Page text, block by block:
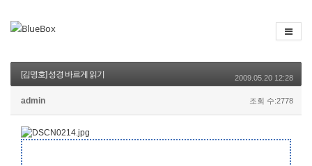
[김명호] 성경 바르게 읽기 2009.05.20 12:28
admin 조회 수:2778